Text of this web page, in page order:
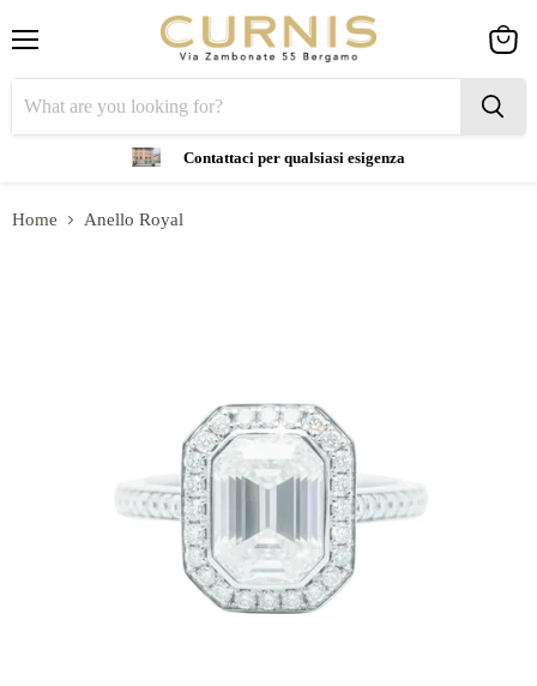
Contattaci per qualsiasi esigenza
cart
Home Anello Royal